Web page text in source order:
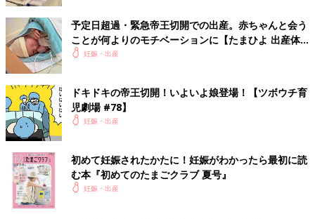
予定日超過・緊急帝王切開での出産。赤ちゃんと会う
ことが何よりのモチベーションに【たまひよ 出産体
験談】妊娠・出産
ドキドキの帝王切開！いよいよ娘登場！【ツボウチ育
児劇場 #78】
妊娠・出産
初めて妊娠されたかたに！妊娠がわかったら最初に読
む本『初めてのたまごクラブ 夏号』
妊娠・出産